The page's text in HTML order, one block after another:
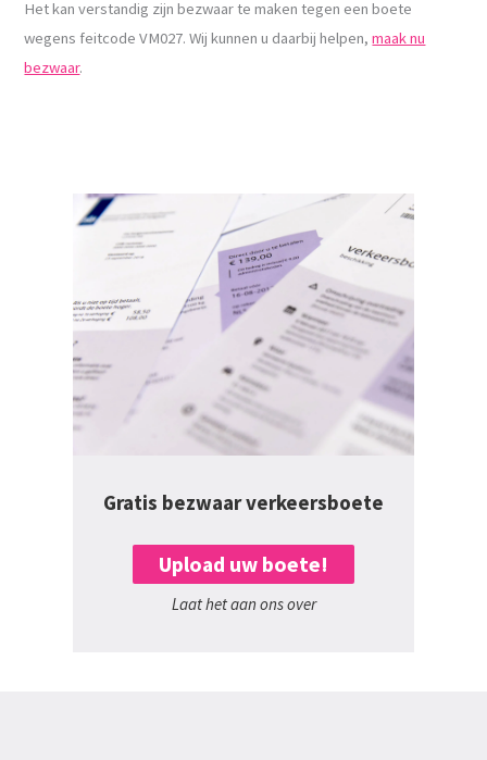
Het kan verstandig zijn bezwaar te maken tegen een boete
wegens feitcode VM027. Wij kunnen u daarbij helpen,maak nu
bezwaar.
Gratis bezwaar verkeersboete
Upload uw boete!
Laat het aan ons over